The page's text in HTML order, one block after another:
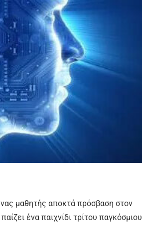
μαθητής αποκτά πρόσβαση στον
ένα παιχνίδι τρίτου παγκόσμιου